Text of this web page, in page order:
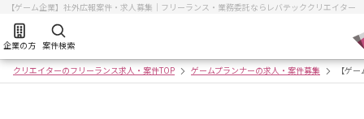
【ゲーム企業】社外広報案件・求人募集｜フリーランス・業務委託ならレバテッククリエイター
企業の方 案件検索
クリエイターのフリーランス求人・案件TOP ゲームプランナーの求人・案件募集 【ゲ